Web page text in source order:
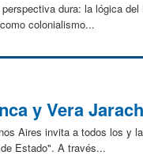
dura: la lógica
colonialismo...
y Vera Jarach
Aires invita a todos los y
Estado". A través...